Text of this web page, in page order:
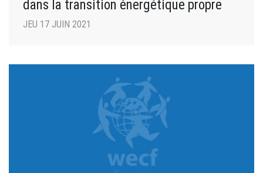
dans la transition énergétique propre
JEU 17 JUIN 2021